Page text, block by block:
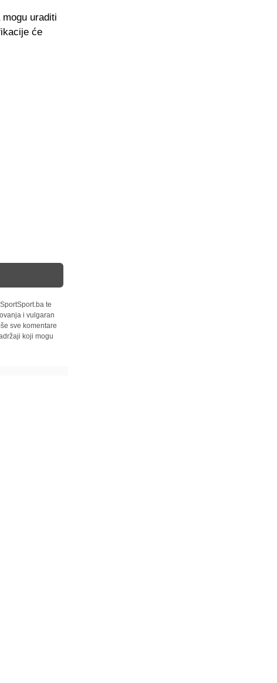
uraditi
će
te
i vulgaran
sve komentare
koji mogu